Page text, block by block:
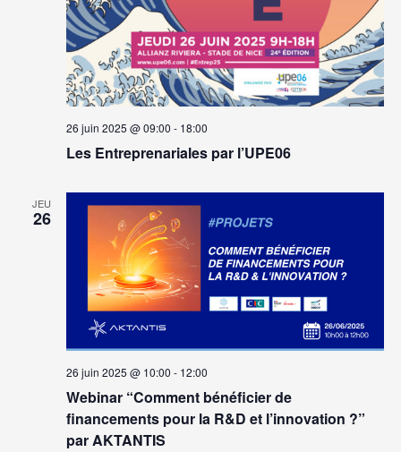
Les Entreprenariales par l’UPE06
26 juin 2025 @ 09:00 - 18:00
JEU
26
Webinar “Comment bénéficier de
financements pour la R&D et l’innovation ?”
par AKTANTIS
26 juin 2025 @ 10:00 - 12:00